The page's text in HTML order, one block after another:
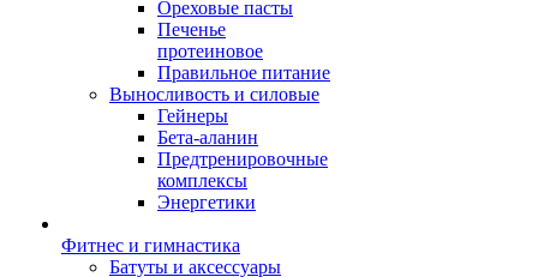
Ореховые пасты
Печенье
протеиновое
Правильное питание
Выносливость и силовые
Гейнеры
Бета-аланин
Предтренировочные
комплексы
Энергетики
Фитнес и гимнастика
Батуты и аксессуары